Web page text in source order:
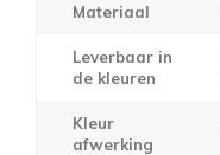
Materiaal
Leverbaar in
de kleuren
Kleur
afwerking